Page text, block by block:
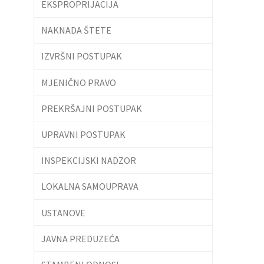
EKSPROPRIJACIJA
NAKNADA ŠTETE
IZVRŠNI POSTUPAK
MJENIČNO PRAVO
PREKRŠAJNI POSTUPAK
UPRAVNI POSTUPAK
INSPEKCIJSKI NADZOR
LOKALNA SAMOUPRAVA
USTANOVE
JAVNA PREDUZEĆA